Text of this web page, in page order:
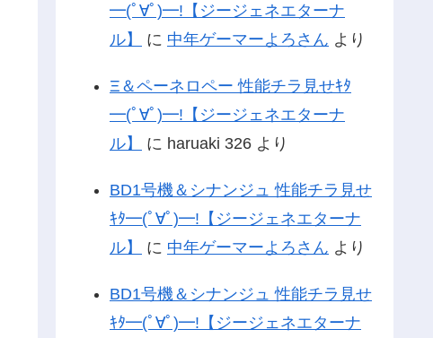
━(ﾟ∀ﾟ)━!【ジージェネエターナ
ル】
に 中年ゲーマーよろさん より
Ξ＆ペーネロペー 性能チラ見せｷﾀ
━(ﾟ∀ﾟ)━!【ジージェネエターナ
ル】
に haruaki 326 より
BD1号機＆シナンジュ 性能チラ見せ
ｷﾀ━(ﾟ∀ﾟ)━!【ジージェネエターナ
ル】
に 中年ゲーマーよろさん より
BD1号機＆シナンジュ 性能チラ見せ
ｷﾀ━(ﾟ∀ﾟ)━!【ジージェネエターナ